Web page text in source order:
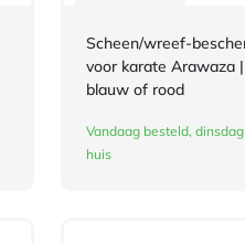
Scheen/wreef-
voor karate Arawaza |
blauw of rood
Vandaag besteld,
huis